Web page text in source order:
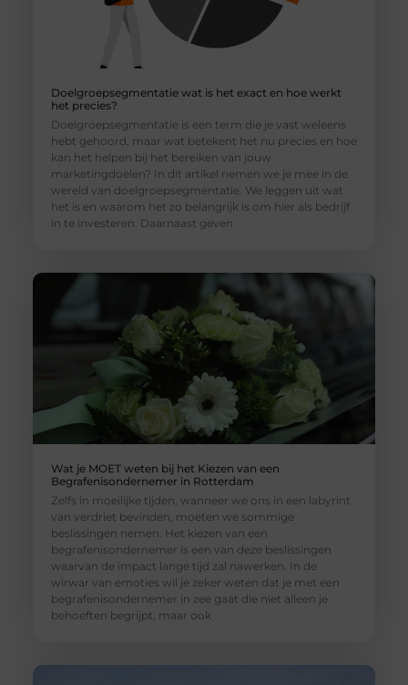
Doelgroepsegmentatie wat is het exact en hoe werkt
het precies?
Doelgroepsegmentatie is een term die je vast weleens
hebt gehoord, maar wat betekent het nu precies en hoe
kan het helpen bij het bereiken van jouw
marketingdoelen? In dit artikel nemen we je mee in de
wereld van doelgroepsegmentatie. We leggen uit wat
het is en waarom het zo belangrijk is om hier als bedrijf
in te investeren. Daarnaast geven
Wat je MOET weten bij het Kiezen van een
Begrafenisondernemer in Rotterdam
Zelfs in moeilijke tijden, wanneer we ons in een labyrint
van verdriet bevinden, moeten we sommige
beslissingen nemen. Het kiezen van een
begrafenisondernemer is een van deze beslissingen
waarvan de impact lange tijd zal nawerken. In de
wirwar van emoties wil je zeker weten dat je met een
begrafenisondernemer in zee gaat die niet alleen je
behoeften begrijpt, maar ook